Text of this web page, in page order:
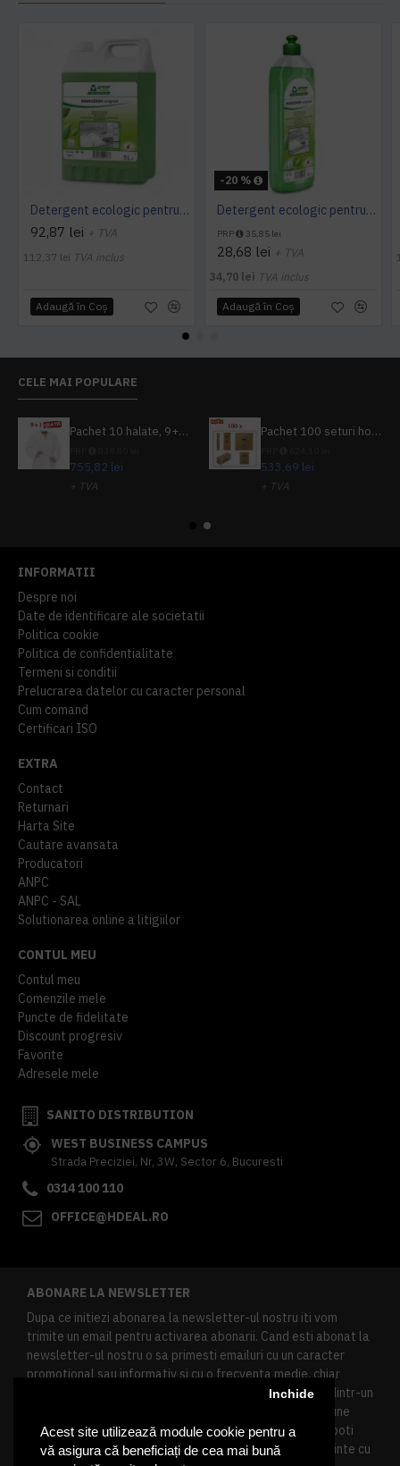
Acest site utilizează module cookie pentru a
vă asigura că beneficiați de cea mai bună
Inchide
Detergent ecologic pentru vase, MANUDISH original, 5L
92,87 lei + TVA
112,37 lei TVA inclus
Adaugă în Coş
-20 %
Detergent ecologic pentru vase, MANUDISH original, 1L
PRP 35,85 lei
28,68 lei + TVA
34,70 lei TVA inclus
Adaugă în Coş
CELE MAI POPULARE
Pachet 10 halate, 9+1 gratuit
755,82 lei
+ TVA
Pachet 100 seturi hoteliere, set dentar, set barbierit, casca de dus, pila unghii, set cusut
533,69 lei
+ TVA
INFORMATII
Despre noi
Date de identificare ale societatii
Politica cookie
Politica de confidentialitate
Termeni si conditii
Prelucrarea datelor cu caracter personal
Cum comand
Certificari ISO
EXTRA
Contact
Returnari
Harta Site
Cautare avansata
Producatori
ANPC
ANPC - SAL
Solutionarea online a litigiilor
CONTUL MEU
Contul meu
Comenzile mele
Puncte de fidelitate
Discount progresiv
Favorite
Adresele mele
SANITO DISTRIBUTION
WEST BUSINESS CAMPUS
Strada Preciziei, Nr, 3W, Sector 6, Bucuresti
0314 100 110
OFFICE@HDEAL.RO
ABONARE LA NEWSLETTER
Dupa ce initiezi abonarea la newsletter-ul nostru iti vom
trimite un email pentru activarea abonarii. Cand esti abonat la
newsletter-ul nostru o sa primesti emailuri cu un caracter
promotional sau informativ si cu o frecventa medie, chiar
redusa. Daca doresti sa te dezabonezi poti urma linkul dintr-un
newsletter primit, daca esti client inregistrat ai o sectiune
speciala in contul tau in acest scop, si de asemenea ne poti
contacta oricand pe email pentru orice intrebari sau cerinte cu